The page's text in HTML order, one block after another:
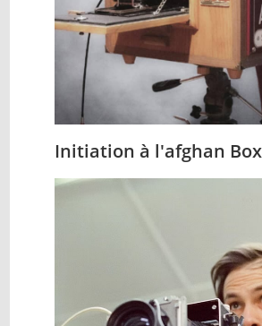
Initiation à l'afghan Box